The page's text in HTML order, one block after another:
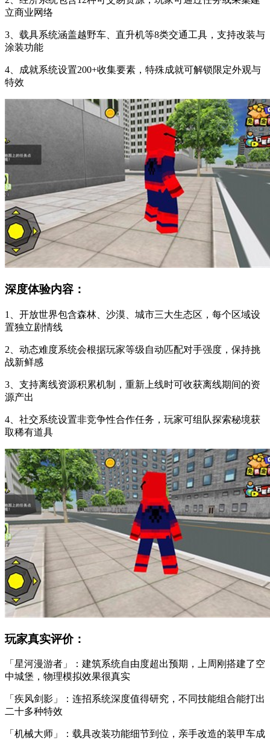
立商业网络
3、载具系统涵盖越野车、直升机等8类交通工具，支持改装与
涂装功能
4、成就系统设置200+收集要素，特殊成就可解锁限定外观与
特效
深度体验内容：
1、开放世界包含森林、沙漠、城市三大生态区，每个区域设
置独立剧情线
2、动态难度系统会根据玩家等级自动匹配对手强度，保持挑
战新鲜感
3、支持离线资源积累机制，重新上线时可收获离线期间的资
源产出
4、社交系统设置非竞争性合作任务，玩家可组队探索秘境获
取稀有道具
玩家真实评价：
「星河漫游者」：建筑系统自由度超出预期，上周刚搭建了空
中城堡，物理模拟效果很真实
「疾风剑影」：连招系统深度值得研究，不同技能组合能打出
二十多种特效
「机械大师」：载具改装功能细节到位，亲手改造的装甲车成